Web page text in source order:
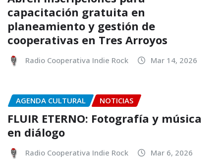
capacitación gratuita en
planeamiento y gestión de
cooperativas en Tres Arroyos
Radio Cooperativa Indie Rock Mar 14, 2026
AGENDA CULTURAL NOTICIAS
FLUIR ETERNO: Fotografía y música
en diálogo
Radio Cooperativa Indie Rock Mar 6, 2026